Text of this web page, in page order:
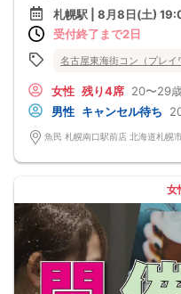
他の1名参加の方とペアになりますし
基本的には２：２のグループトークと
（１：１でのトークはございませんの
このカードのおかけで 終始無言で終
プロフィールカードを活用し、「は
★完全着席型・連絡先交換は自由★
完全着席型で席替えはできる限り行
換ができなかった」なんてことはあ
---------------------------
1. ２名様以上でのご参加は必ず同性
2. 服装の指定はございません。多く
れています。
3. 開催判断はイベント前日の時点で
なりますが、当日に参加者のキャン
回った場合、一切返金などの保証は
4. イベントページ内の「お申し込み
数、男女比率と異なる可能性がござい
札幌駅 | 8月8日(土)
受付終了まで2日
名古屋東海街コン（プレイ
女性 残り4席 20〜29
男性 キャンセル待ち
魚民 札幌南口駅前店 北海道札幌
女